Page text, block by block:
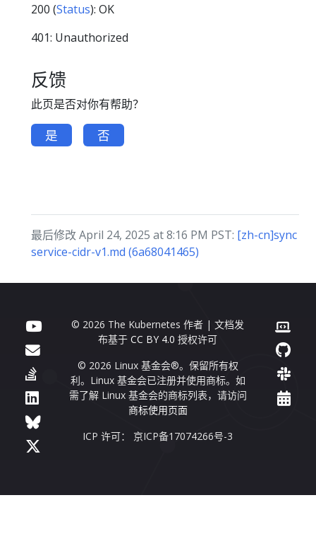
200 (Status): OK
401: Unauthorized
反馈
此页是否对你有帮助？
是 否
最后修改 April 24, 2025 at 8:16 PM PST: [zh-cn]sync
service-cidr-v1.md (6a68041465)
© 2026 The Kubernetes 作者 | 文档发
布基于CC BY 4.0 授权许可
© 2026 Linux 基金会®。保留所有权
利。Linux 基金会已注册并使用商标。如
需了解 Linux 基金会的商标列表，请访问
商标使用页面
ICP 许可： 京ICP备17074266号-3